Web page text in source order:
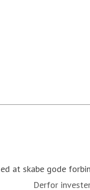
at skabe gode
Derfor